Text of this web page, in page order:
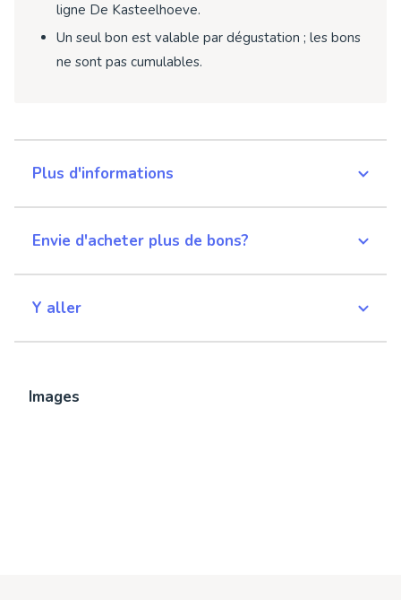
ligne De Kasteelhoeve.
Un seul bon est valable par dégustation ; les bons
ne sont pas cumulables.
Plus d'informations
Envie d'acheter plus de bons?
Y aller
Images